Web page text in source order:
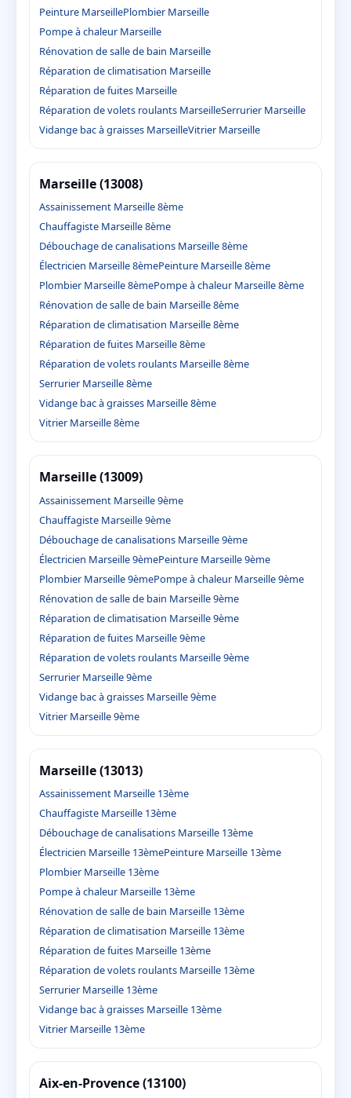
Peinture MarseillePlombier Marseille
Pompe à chaleur Marseille
Rénovation de salle de bain Marseille
Réparation de climatisation Marseille
Réparation de fuites Marseille
Réparation de volets roulants MarseilleSerrurier Marseille
Vidange bac à graisses MarseilleVitrier Marseille
Marseille (13008)
Assainissement Marseille 8ème
Chauffagiste Marseille 8ème
Débouchage de canalisations Marseille 8ème
Électricien Marseille 8èmePeinture Marseille 8ème
Plombier Marseille 8èmePompe à chaleur Marseille 8ème
Rénovation de salle de bain Marseille 8ème
Réparation de climatisation Marseille 8ème
Réparation de fuites Marseille 8ème
Réparation de volets roulants Marseille 8ème
Serrurier Marseille 8ème
Vidange bac à graisses Marseille 8ème
Vitrier Marseille 8ème
Marseille (13009)
Assainissement Marseille 9ème
Chauffagiste Marseille 9ème
Débouchage de canalisations Marseille 9ème
Électricien Marseille 9èmePeinture Marseille 9ème
Plombier Marseille 9èmePompe à chaleur Marseille 9ème
Rénovation de salle de bain Marseille 9ème
Réparation de climatisation Marseille 9ème
Réparation de fuites Marseille 9ème
Réparation de volets roulants Marseille 9ème
Serrurier Marseille 9ème
Vidange bac à graisses Marseille 9ème
Vitrier Marseille 9ème
Marseille (13013)
Assainissement Marseille 13ème
Chauffagiste Marseille 13ème
Débouchage de canalisations Marseille 13ème
Électricien Marseille 13èmePeinture Marseille 13ème
Plombier Marseille 13ème
Pompe à chaleur Marseille 13ème
Rénovation de salle de bain Marseille 13ème
Réparation de climatisation Marseille 13ème
Réparation de fuites Marseille 13ème
Réparation de volets roulants Marseille 13ème
Serrurier Marseille 13ème
Vidange bac à graisses Marseille 13ème
Vitrier Marseille 13ème
Aix-en-Provence (13100)